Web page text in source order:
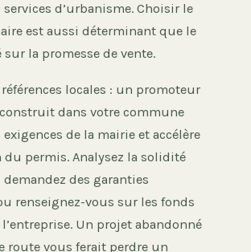
services d’urbanisme. Choisir le
est aussi déterminant que le
la promesse de vente.
locales : un promoteur
dans votre commune
de la mairie et accélère
du permis. Analysez la solidité
des garanties
renseignez-vous sur les fonds
Un projet abandonné
route vous ferait perdre un